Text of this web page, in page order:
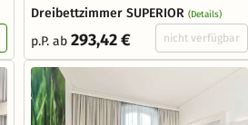
Dreibettzimmer SUPERIOR (Details)
p.P. ab 293,42 € nicht verfügbar